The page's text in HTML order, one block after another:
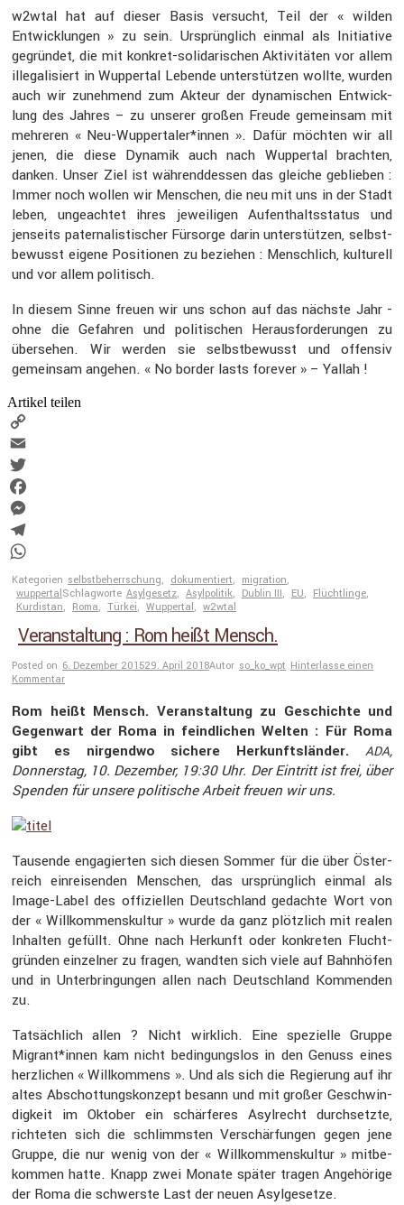
w2wtal hat auf dieser Basis versucht, Teil der « wilden
Entwick­lungen » zu sein. Ursprüng­lich einmal als Initia­tive
gegründet, die mit konkret-solida­ri­schen Aktivi­täten vor allem
illega­li­siert in Wuppertal Lebende unter­stützen wollte, wurden
auch wir zuneh­mend zum Akteur der dynami­schen Entwick­
lung des Jahres – zu unserer großen Freude gemeinsam mit
mehreren « Neu-Wuppertaler*innen ». Dafür möchten wir all
jenen, die diese Dynamik auch nach Wuppertal brachten,
danken. Unser Ziel ist während­dessen das gleiche geblieben :
Immer noch wollen wir Menschen, die neu mit uns in der Stadt
leben, ungeachtet ihres jewei­ligen Aufent­halts­status und
jenseits pater­na­lis­ti­scher Fürsorge darin unter­stützen, selbst­
be­wusst eigene Positionen zu beziehen : Mensch­lich, kultu­rell
und vor allem politisch.
In diesem Sinne freuen wir uns schon auf das nächste Jahr -
ohne die Gefahren und politi­schen Heraus­for­de­rungen zu
übersehen. Wir werden sie selbst­be­wusst und offensiv
gemeinsam angehen. « No border lasts forever » – Yallah !
Artikel teilen
Copy
Link
Email
Twitter
Facebook
Messenger
Telegram
WhatsApp
Kategorien selbstbeherrschung, dokumentiert, migration,
wuppertalSchlagworte Asylgesetz, Asylpolitik, Dublin III, EU, Flüchtlinge,
Kurdistan, Roma, Türkei, Wuppertal, w2wtal
Veranstaltung : Rom heißt Mensch.
Posted on 6. Dezember 201529. April 2018Autor so_ko_wpt Hinterlasse einen
Kommentar
Rom heißt Mensch. Veran­stal­tung zu Geschichte und
Gegen­wart der Roma in feind­lichen Welten : Für Roma
gibt es nirgendwo sichere Herkunfts­länder.
ADA,
Donnerstag, 10. Dezember, 19:30 Uhr. Der Eintritt ist frei, über
Spenden für unsere politi­sche Arbeit freuen wir uns.
Tausende engagierten sich diesen Sommer für die über Öster­
reich einrei­senden Menschen, das ursprüng­lich einmal als
Image-Label des offizi­ellen Deutsch­land gedachte Wort von
der « Willkom­mens­kultur » wurde da ganz plötz­lich mit realen
Inhalten gefüllt. Ohne nach Herkunft oder konkreten Flucht­
gründen einzelner zu fragen, wandten sich viele auf Bahnhöfen
und in Unter­brin­gungen allen nach Deutsch­land Kommenden
zu.
Tatsäch­lich allen ? Nicht wirklich. Eine spezi­elle Gruppe
Migrant*innen kam nicht bedin­gungslos in den Genuss eines
herzli­chen « Willkom­mens ». Und als sich die Regie­rung auf ihr
altes Abschot­tungs­kon­zept besann und mit großer Geschwin­
dig­keit im Oktober ein schär­feres Asylrecht durch­setzte,
richteten sich die schlimmsten Verschär­fungen gegen jene
Gruppe, die nur wenig von der « Willkom­mens­kultur » mitbe­
kommen hatte. Knapp zwei Monate später tragen Angehö­rige
der Roma die schwerste Last der neuen Asylge­setze.